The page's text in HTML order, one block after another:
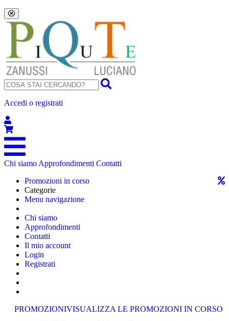
Accedi o registrati
Chi siamo Approfondimenti Contatti
Promozioni in corso
Categorie
Menu navigazione
Chi siamo
Approfondimenti
Contatti
Il mio account
Login
Registrati
PROMOZIONIVISUALIZZA LE PROMOZIONI IN CORSO